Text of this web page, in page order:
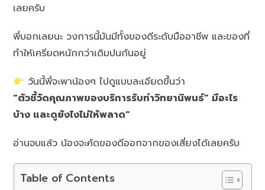
เลยครับ
พี่บอกเลยนะ วงการนี้มันมีทั้งของดีระดับมืออาชีพ และของที่
ทำให้เครียดหนักกว่าเดิมปนกันอยู่
วันนี้พี่จะพาน้องๆ ไปดูแบบละเอียดขึ้นว่า
“ตัวชี้วัดคุณภาพของบริการรับทำวิทยานิพนธ์” มีอะไร
บ้าง และดูยังไงไม่ให้พลาด”
อ่านจบแล้ว น้องจะคัดของดีออกจากของเสี่ยงได้เลยครับ
Table of Contents